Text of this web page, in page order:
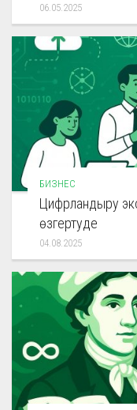
06.05.2025
БИЗНЕС
Цифрландыру
өзгертуде
04.08.2025